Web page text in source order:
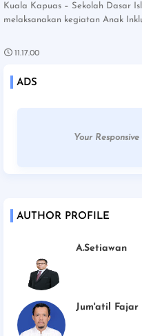
Kuala Kapuas – Sekolah Dasar
melaksanakan kegiatan Anak
11.17.00
ADS
Your
AUTHOR PROFILE
A.Setiawan
Jum'atil Fajar